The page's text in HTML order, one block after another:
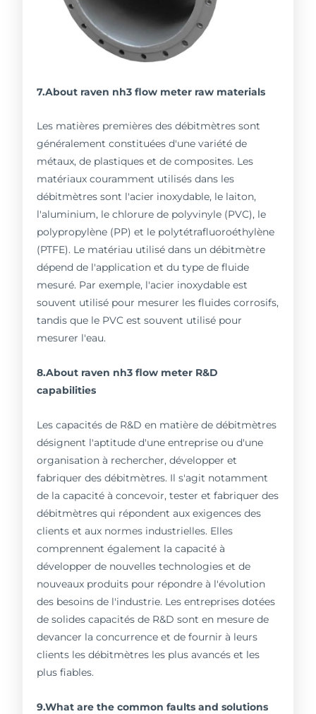
7.About raven nh3 flow meter raw materials
Les matières premières des débitmètres sont
généralement constituées d'une variété de
métaux, de plastiques et de composites. Les
matériaux couramment utilisés dans les
débitmètres sont l'acier inoxydable, le laiton,
l'aluminium, le chlorure de polyvinyle (PVC), le
polypropylène (PP) et le polytétrafluoroéthylène
(PTFE). Le matériau utilisé dans un débitmètre
dépend de l'application et du type de fluide
mesuré. Par exemple, l'acier inoxydable est
souvent utilisé pour mesurer les fluides corrosifs,
tandis que le PVC est souvent utilisé pour
mesurer l'eau.
8.About raven nh3 flow meter R&D
capabilities
Les capacités de R&D en matière de débitmètres
désignent l'aptitude d'une entreprise ou d'une
organisation à rechercher, développer et
fabriquer des débitmètres. Il s'agit notamment
de la capacité à concevoir, tester et fabriquer des
débitmètres qui répondent aux exigences des
clients et aux normes industrielles. Elles
comprennent également la capacité à
développer de nouvelles technologies et de
nouveaux produits pour répondre à l'évolution
des besoins de l'industrie. Les entreprises dotées
de solides capacités de R&D sont en mesure de
devancer la concurrence et de fournir à leurs
clients les débitmètres les plus avancés et les
plus fiables.
9.What are the common faults and solutions